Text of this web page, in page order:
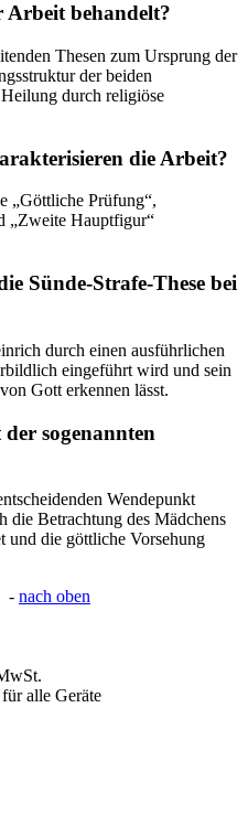
behandelt?
Thesen zum Ursprung der
der beiden
durch religiöse
die Arbeit?
„Göttliche Prüfung“,
„Zweite Hauptfigur“
Sünde-Strafe-These bei
durch einen ausführlichen
eingeführt wird und sein
Gott erkennen lässt.
sogenannten
Wendepunkt
die Betrachtung des Mädchens
und die göttliche Vorsehung
- nach oben
alle Geräte